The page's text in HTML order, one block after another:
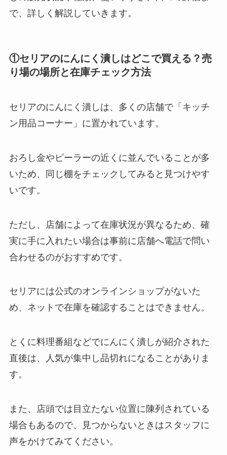
で、詳しく解説していきます。
①セリアのにんにく潰しはどこで買える？売
り場の場所と在庫チェック方法
セリアのにんにく潰しは、多くの店舗で「キッチ
ン用品コーナー」に置かれています。
おろし金やピーラーの近くに並んでいることが多
いため、同じ棚をチェックしてみると見つけやす
いです。
ただし、店舗によって在庫状況が異なるため、確
実に手に入れたい場合は事前に店舗へ電話で問い
合わせるのがおすすめです。
セリアには公式のオンラインショップがないた
め、ネットで在庫を確認することはできません。
とくに料理番組などでにんにく潰しが紹介された
直後は、人気が集中し品切れになることがありま
す。
また、店頭では目立たない位置に陳列されている
場合もあるので、見つからないときはスタッフに
声をかけてみてください。